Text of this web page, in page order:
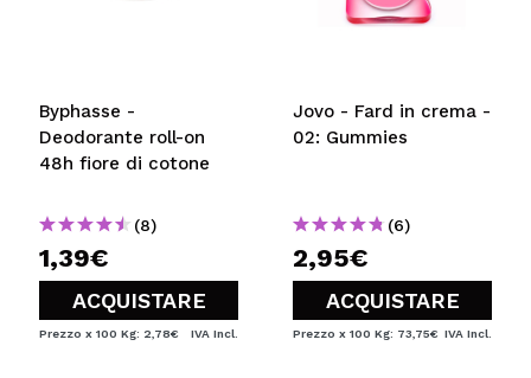
Byphasse -
Deodorante roll-on
48h fiore di cotone
(8)
1,39€
ACQUISTARE
Prezzo x 100 Kg: 2,78€ IVA Incl.
Jovo - Fard in crema -
02: Gummies
(6)
2,95€
ACQUISTARE
Prezzo x 100 Kg: 73,75€ IVA Incl.